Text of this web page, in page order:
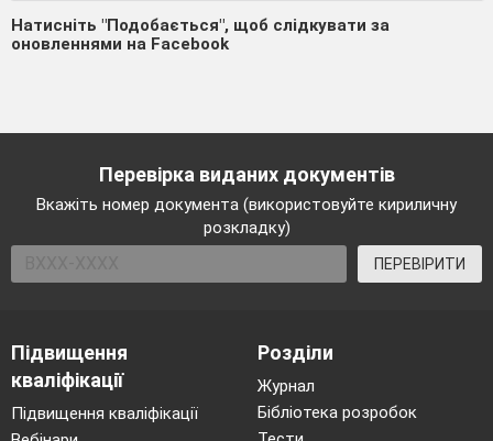
Натисніть "Подобається", щоб слідкувати за
оновленнями на Facebook
Перевірка виданих документів
Вкажіть номер документа (використовуйте кириличну
розкладку)
ПЕРЕВІРИТИ
Підвищення
кваліфікації
Підвищення кваліфікації
Розділи
Журнал
Бібліотека розробок